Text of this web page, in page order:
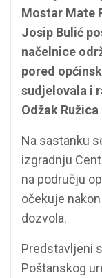
Mostar Mate
Josip Bulić
načelnice
pored
sudjelovala i
Odžak Ružica
Na sastanku
izgradnju
na području
očekuje
dozvola.
Predstavljeni
Poštanskog